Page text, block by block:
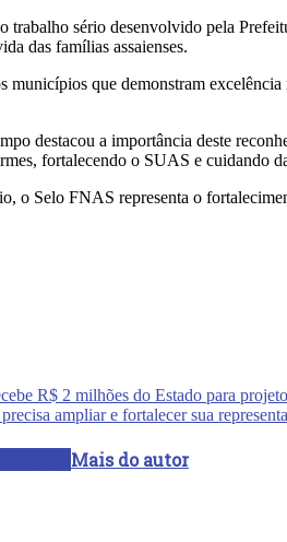
trabalho sério desenvolvido pela
das famílias assaienses.
municípios que demonstram
destacou a importância deste
fortalecendo o SUAS e cuidando
o Selo FNAS representa o
R$ 2 milhões do Estado para
precisa ampliar e fortalecer sua
Mais do autor